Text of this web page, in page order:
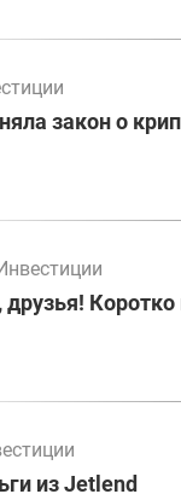
закон о
друзья!
из Jetlend